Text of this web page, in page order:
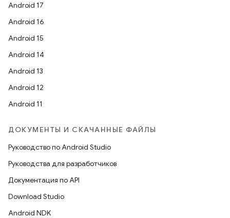
Android 17
Android 16
Android 15
Android 14
Android 13
Android 12
Android 11
ДОКУМЕНТЫ И СКАЧАННЫЕ ФАЙЛЫ
Руководство по Android Studio
Руководства для разработчиков
Документация по API
Download Studio
Android NDK